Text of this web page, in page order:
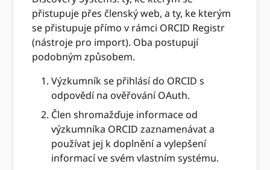
přistupuje přes členský web, a ty, ke kterým
se přistupuje přímo v rámci ORCID Registr
(nástroje pro import). Oba postupují
podobným způsobem.
Výzkumník se přihlásí do ORCID s
odpovědí na ověřování OAuth.
Člen shromažďuje informace od
výzkumníka ORCID zaznamenávat a
používat jej k doplnění a vylepšení
informací ve svém vlastním systému.